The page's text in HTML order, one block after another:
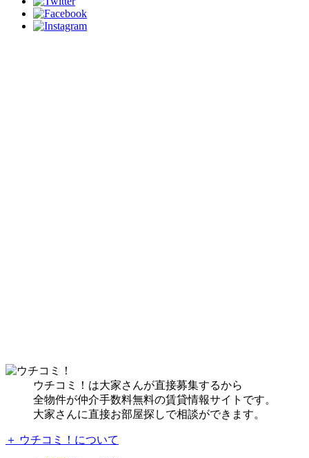
ウチコミ！は大家さんが直接募集するから
全物件が仲介手数料無料の賃貸情報サイトです。
大家さんに直接お部屋探しで相談ができます。
＋ ウチコミ！について